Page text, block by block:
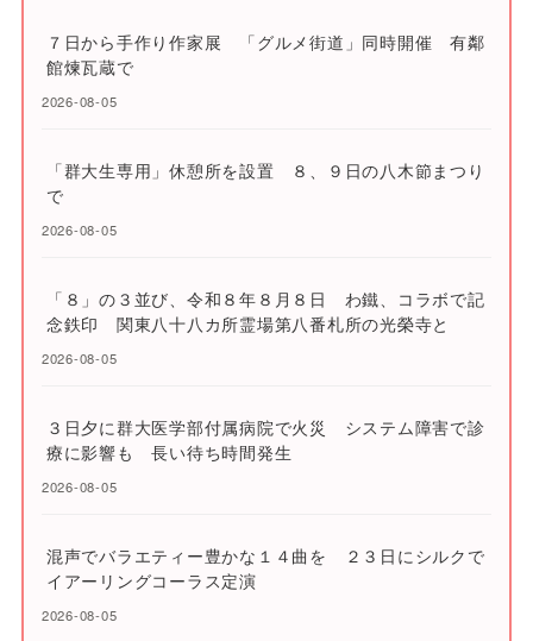
７日から手作り作家展 「グルメ街道」同時開催 有鄰
館煉瓦蔵で
2026-08-05
「群大生専用」休憩所を設置 ８、９日の八木節まつり
で
2026-08-05
「８」の３並び、令和８年８月８日 わ鐵、コラボで記
念鉄印 関東八十八カ所霊場第八番札所の光榮寺と
2026-08-05
３日夕に群大医学部付属病院で火災 システム障害で診
療に影響も 長い待ち時間発生
2026-08-05
混声でバラエティー豊かな１４曲を ２３日にシルクで
イアーリングコーラス定演
2026-08-05